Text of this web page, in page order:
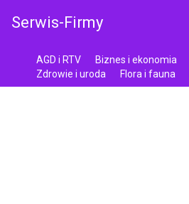
Serwis-Firmy
AGD i RTV Biznes i ekonomia
Zdrowie i uroda
Flora i fauna